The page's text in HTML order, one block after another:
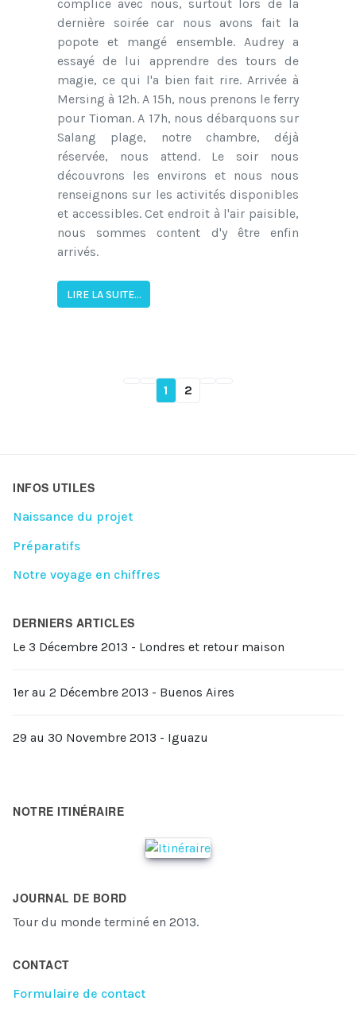
complice avec nous, surtout lors de la
dernière soirée car nous avons fait la
popote et mangé ensemble. Audrey a
essayé de lui apprendre des tours de
magie, ce qui l'a bien fait rire. Arrivée à
Mersing à 12h. A 15h, nous prenons le ferry
pour Tioman. A 17h, nous débarquons sur
Salang plage, notre chambre, déjà
réservée, nous attend. Le soir nous
découvrons les environs et nous nous
renseignons sur les activités disponibles
et accessibles. Cet endroit à l'air paisible,
nous sommes content d'y être enfin
arrivés.
LIRE LA SUITE...
1 2
INFOS UTILES
Naissance du projet
Préparatifs
Notre voyage en chiffres
DERNIERS ARTICLES
Le 3 Décembre 2013 - Londres et retour maison
1er au 2 Décembre 2013 - Buenos Aires
29 au 30 Novembre 2013 - Iguazu
NOTRE ITINÉRAIRE
JOURNAL DE BORD
Tour du monde terminé en 2013.
CONTACT
Formulaire de contact